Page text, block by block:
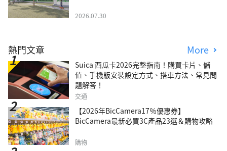
2026.07.30
熱門文章 More
Suica 西瓜卡2026完整指南！購買卡片、儲
值、手機版安裝設定方式、搭車方法、常見問
題解答！
交通
【2026年BicCamera17％優惠券】
BicCamera最新必買3C產品23選＆購物攻略
購物